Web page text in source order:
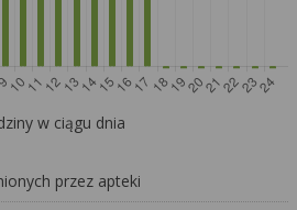
w ciągu dnia
przez apteki